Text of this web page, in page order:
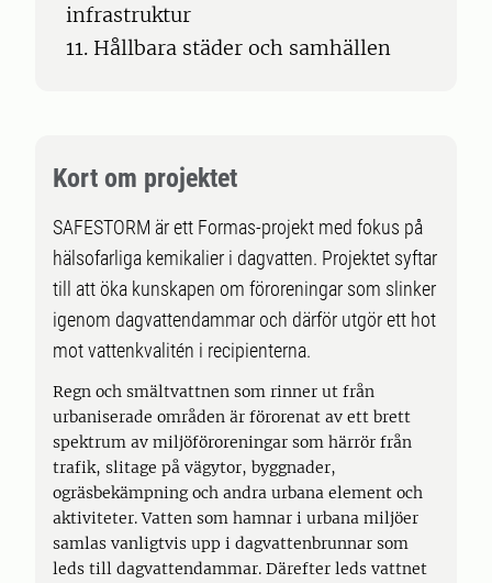
infrastruktur
11. Hållbara städer och samhällen
Kort om projektet
SAFESTORM är ett Formas-projekt med fokus på
hälsofarliga kemikalier i dagvatten. Projektet syftar
till att öka kunskapen om föroreningar som slinker
igenom dagvattendammar och därför utgör ett hot
mot vattenkvalitén i recipienterna.
Regn och smältvattnen som rinner ut från
urbaniserade områden är förorenat av ett brett
spektrum av miljöföroreningar som härrör från
trafik, slitage på vägytor, byggnader,
ogräsbekämpning och andra urbana element och
aktiviteter. Vatten som hamnar i urbana miljöer
samlas vanligtvis upp i dagvattenbrunnar som
leds till dagvattendammar. Därefter leds vattnet